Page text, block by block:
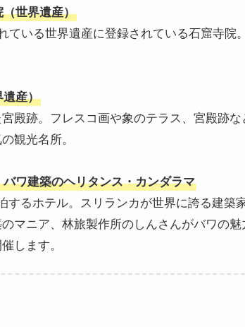
世界遺産）
ている世界遺産に登録されている石窟寺院
産）
殿跡。フレスコ画や象のテラス、宮殿跡
観光名所。
ワ建築のヘリタンス・カンダラマ
するホテル。スリランカが世界に誇る建築
マニア、林旅製作所のしんさんがバワの
します。